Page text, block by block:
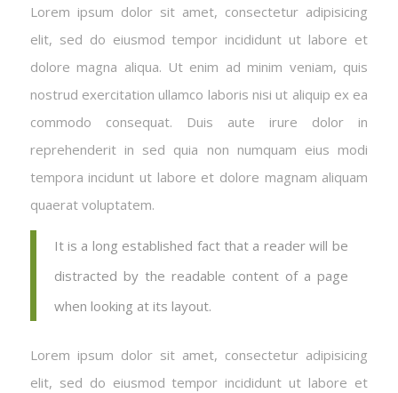
Lorem ipsum dolor sit amet, consectetur adipisicing
elit, sed do eiusmod tempor incididunt ut labore et
dolore magna aliqua. Ut enim ad minim veniam, quis
nostrud exercitation ullamco laboris nisi ut aliquip ex ea
commodo consequat. Duis aute irure dolor in
reprehenderit in sed quia non numquam eius modi
tempora incidunt ut labore et dolore magnam aliquam
quaerat voluptatem.
It is a long established fact that a reader will be
distracted by the readable content of a page
when looking at its layout.
Lorem ipsum dolor sit amet, consectetur adipisicing
elit, sed do eiusmod tempor incididunt ut labore et